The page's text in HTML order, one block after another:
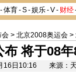
-体育-S-娱乐-V- 财经
会 > 北京2008奥运会 >
将于08
日10:16 来源：天